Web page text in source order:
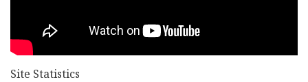
Site Statistics